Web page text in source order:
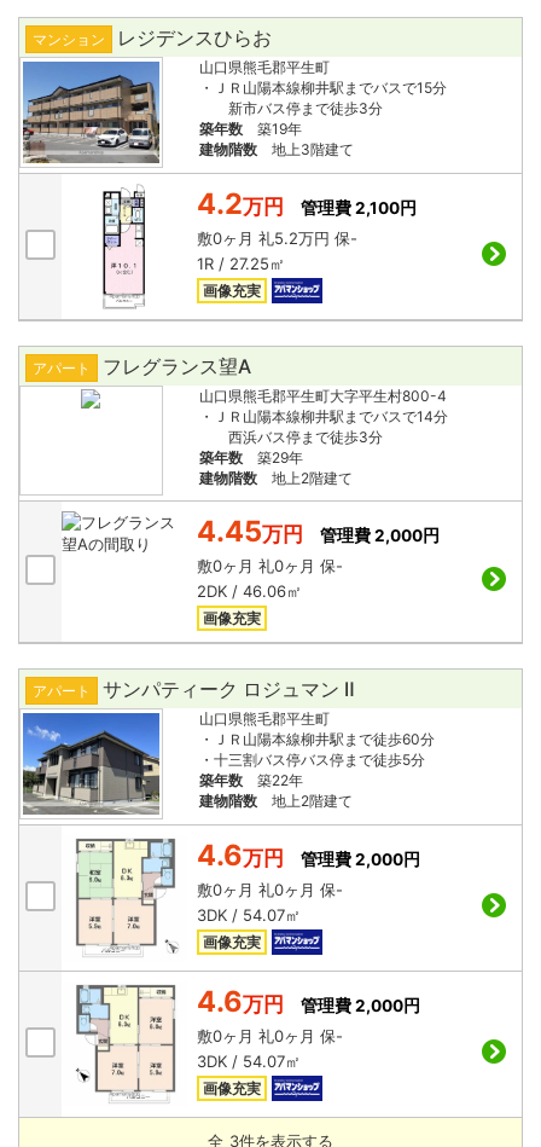
マンション レジデンスひらお
山口県熊毛郡平生町
・ＪＲ山陽本線柳井駅までバスで15分
新市バス停まで徒歩3分
築年数
築19年
建物階数
地上3階建て
4.2万円
管理費 2,100円
敷0ヶ月 礼5.2万円 保-
1R / 27.25㎡
画像充実
アパート フレグランス望A
山口県熊毛郡平生町大字平生村800-4
・ＪＲ山陽本線柳井駅までバスで14分
西浜バス停まで徒歩3分
築年数
築29年
建物階数
地上2階建て
4.45万円
管理費 2,000円
敷0ヶ月 礼0ヶ月 保-
2DK / 46.06㎡
画像充実
アパート サンパティーク ロジュマン Ⅱ
山口県熊毛郡平生町
・ＪＲ山陽本線柳井駅まで徒歩60分
・十三割バス停バス停まで徒歩5分
築年数
築22年
建物階数
地上2階建て
4.6万円
管理費 2,000円
敷0ヶ月 礼0ヶ月 保-
3DK / 54.07㎡
画像充実
4.6万円
管理費 2,000円
敷0ヶ月 礼0ヶ月 保-
3DK / 54.07㎡
画像充実
全 3件を表示する